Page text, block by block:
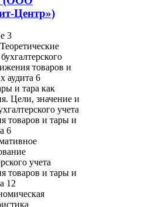
Центр»)
3
товаров и
аудита 6
и тара как
Цели, значение и
учета
товаров и тары и
6
учета
товаров и тары и
12